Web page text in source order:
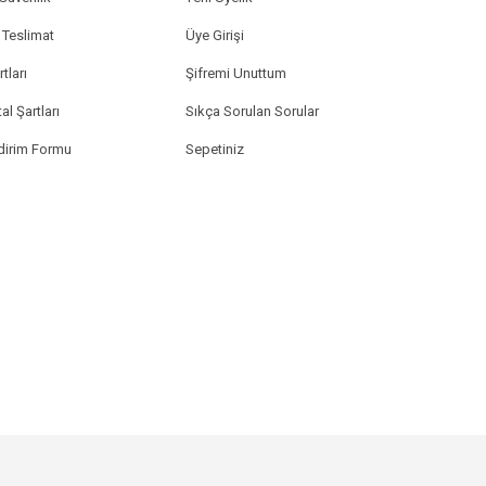
Şartları
Formu
Üye Girişi
Şifremi Unuttum
Sıkça Sorulan Sorular
Sepetiniz